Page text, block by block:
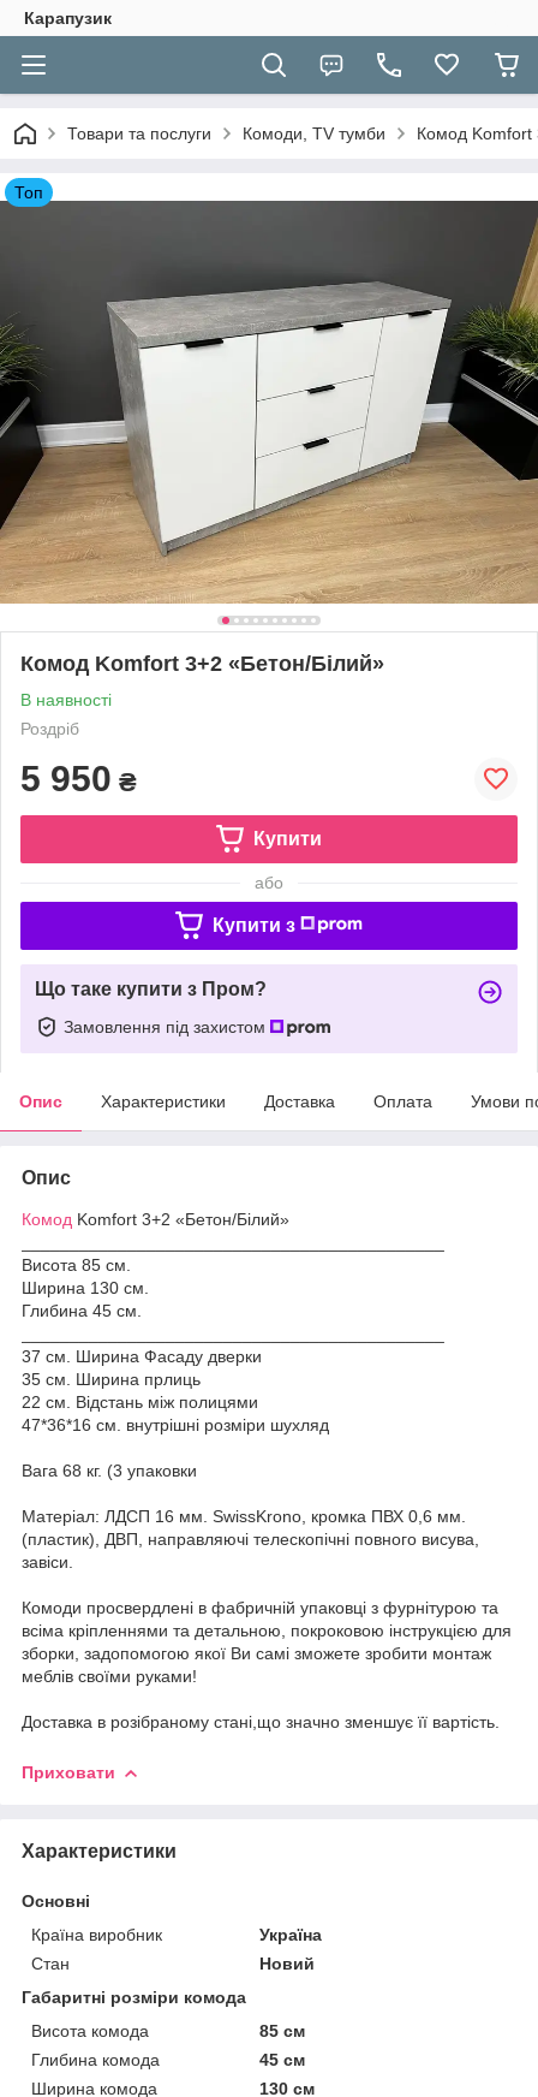
Карапузик
Товари та послуги Комоди, TV тумби Комод Komfort
Топ
Комод Komfort 3+2 «Бетон/Білий»
В наявності
Роздріб
5 950 ₴
Купити
або
Купити з
Що таке купити з Пром?
Замовлення під захистом
Опис Характеристики Доставка Оплата Умови
Опис
Комод Komfort 3+2 «Бетон/Білий»
Висота 85 см.
Ширина 130 см.
Глибина 45 см.
37 см. Ширина Фасаду дверки
35 см. Ширина прлиць
22 см. Відстань між полицями
47*36*16 см. внутрішні розміри шухляд
Вага 68 кг. (3 упаковки
Матеріал: ЛДСП 16 мм. SwissKrono, кромка ПВХ 0,6 мм.
(пластик), ДВП, направляючі телескопічні повного висува,
завіси.
Комоди просвердлені в фабричній упаковці з фурнітурою та
всіма кріпленнями та детальною, покроковою інструкцією для
зборки, задопомогою якої Ви самі зможете зробити монтаж
меблів своїми руками!
Доставка в розібраному стані,що значно зменшує її вартість.
Приховати
Характеристики
Основні
Країна виробник
Україна
Стан
Новий
Габаритні розміри комода
Висота комода
85 см
Глибина комода
45 см
Ширина комода
130 см